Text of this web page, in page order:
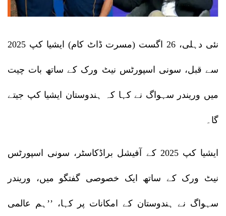
نئی دہلی، 26 اگست (مسرت ڈاٹ کام) ایشیا کپ 2025
سے قبل، سونی اسپورٹس نیٹ ورک کے ساتھ بات چیت
میں وریندر سہواگ نے کہا کہ ہندوستان ایشیا کپ جیتے
گا۔
ایشیا کپ 2025 کے آفیشل براڈکاسٹر، سونی اسپورٹس
نیٹ ورک کے ساتھ ایک خصوصی گفتگو میں، وریندر
سہواگ نے ہندوستان کے امکانات پر کہا، ’’ہم عالمی